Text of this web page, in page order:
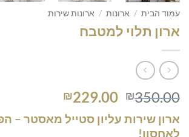
עמוד הבית / ארונות / ארונות שירות
ארון תלוי למטבח
₪350.00
המחיר
המקורי
היה:
₪229.00
הוא:
ארון שירות עליון סטייל מאסטר –
לאחסון!